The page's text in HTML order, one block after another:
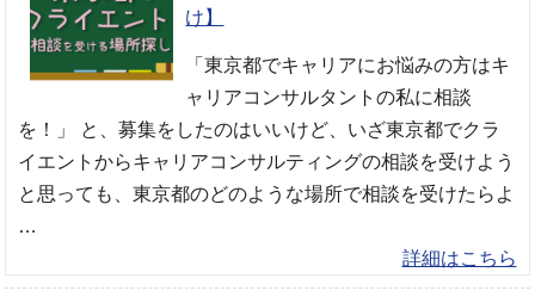
け】
「東京都でキャリアにお悩みの方はキ
ャリアコンサルタントの私に相談
を！」 と、募集をしたのはいいけど、いざ東京都でクラ
イエントからキャリアコンサルティングの相談を受けよう
と思っても、東京都のどのような場所で相談を受けたらよ
…
詳細はこちら